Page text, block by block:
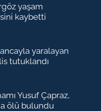
yaşam
kaybetti
yaralayan
tutuklandı
Yusuf Çapraz,
ölü bulundu